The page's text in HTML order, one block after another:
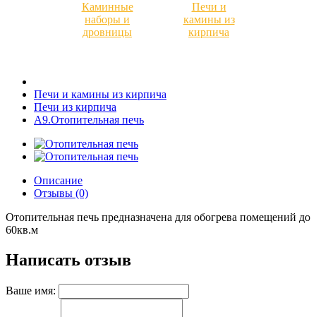
Каминные
наборы и
дровницы
Печи и
камины из
кирпича
Печи и камины из кирпича
Печи из кирпича
А9.Отопительная печь
Описание
Отзывы (0)
Отопительная печь предназначена для обогрева помещений до
60кв.м
Написать отзыв
Ваше имя: